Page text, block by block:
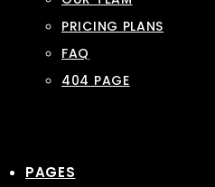
PRICING PLANS
FAQ
404 PAGE
PAGES